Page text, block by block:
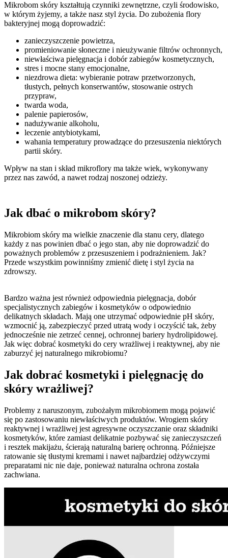
Mikrobom skóry kształtują czynniki zewnętrzne, czyli środowisko,
w którym żyjemy, a także nasz styl życia. Do zubożenia flory
bakteryjnej mogą doprowadzić:
zanieczyszczenie powietrza,
promieniowanie słoneczne i nieużywanie filtrów ochronnych,
niewłaściwa pielęgnacja i dobór zabiegów kosmetycznych,
stres i mocne stany emocjonalne,
niezdrowa dieta: wybieranie potraw przetworzonych,
tłustych, pełnych konserwantów, stosowanie ostrych
przypraw,
twarda woda,
palenie papierosów,
nadużywanie alkoholu,
leczenie antybiotykami,
wahania temperatury prowadzące do przesuszenia niektórych
partii skóry.
Wpływ na stan i skład mikroflory ma także wiek, wykonywany
przez nas zawód, a nawet rodzaj noszonej odzieży.
Jak dbać o mikrobom skóry?
Mikrobiom skóry ma wielkie znaczenie dla stanu cery, dlatego
każdy z nas powinien dbać o jego stan, aby nie doprowadzić do
poważnych problemów z przesuszeniem i podrażnieniem. Jak?
Przede wszystkim powinniśmy zmienić dietę i styl życia na
zdrowszy.
Bardzo ważna jest również odpowiednia pielęgnacja, dobór
specjalistycznych zabiegów i kosmetyków o odpowiednio
delikatnych składach. Mają one utrzymać odpowiednie pH skóry,
wzmocnić ją, zabezpieczyć przed utratą wody i oczyścić tak, żeby
jednocześnie nie zetrzeć cennej, ochronnej bariery hydrolipidowej.
Jak więc dobrać kosmetyki do cery wrażliwej i reaktywnej, aby nie
zaburzyć jej naturalnego mikrobiomu?
Jak dobrać kosmetyki i pielęgnację do
skóry wrażliwej?
Problemy z naruszonym, zubożałym mikrobiomem mogą pojawić
się po zastosowaniu niewłaściwych produktów. Wrogiem skóry
reaktywnej i wrażliwej jest agresywne oczyszczanie oraz składniki
kosmetyków, które zamiast delikatnie pozbywać się zanieczyszczeń
i resztek makijażu, ścierają naturalną barierę ochronną. Późniejsze
ratowanie się tłustymi kremami i nawet najbardziej odżywczymi
preparatami nic nie daje, ponieważ naturalna ochrona została
zachwiana.